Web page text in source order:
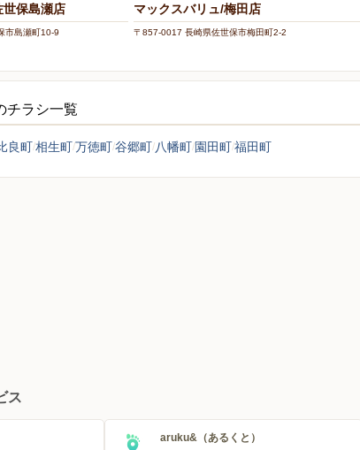
世保島瀬店
市島瀬町10-9
マックスバリュ/梅田店
〒857-0017 長崎県佐世保市梅田町2-2
チラシ一覧
良町相生町万徳町谷郷町 八幡町 園田町福田町
ス
aruku&（あるくと）